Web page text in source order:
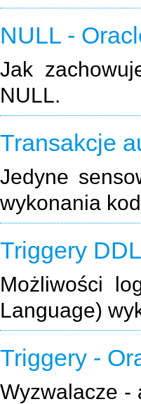
NULL -
Jak
NULL.
Transakcje
Jedyne
wykonania
Triggery
Możliwości
Language)
Triggery -
Wyzwalacze -